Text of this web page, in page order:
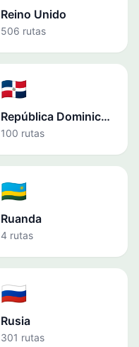
Reino Unido
506 rutas
🇩🇴
República Dominicana
100 rutas
🇷🇼
Ruanda
4 rutas
🇷🇺
Rusia
301 rutas